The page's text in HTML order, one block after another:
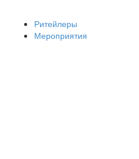
Ритейлеры
Мероприятия